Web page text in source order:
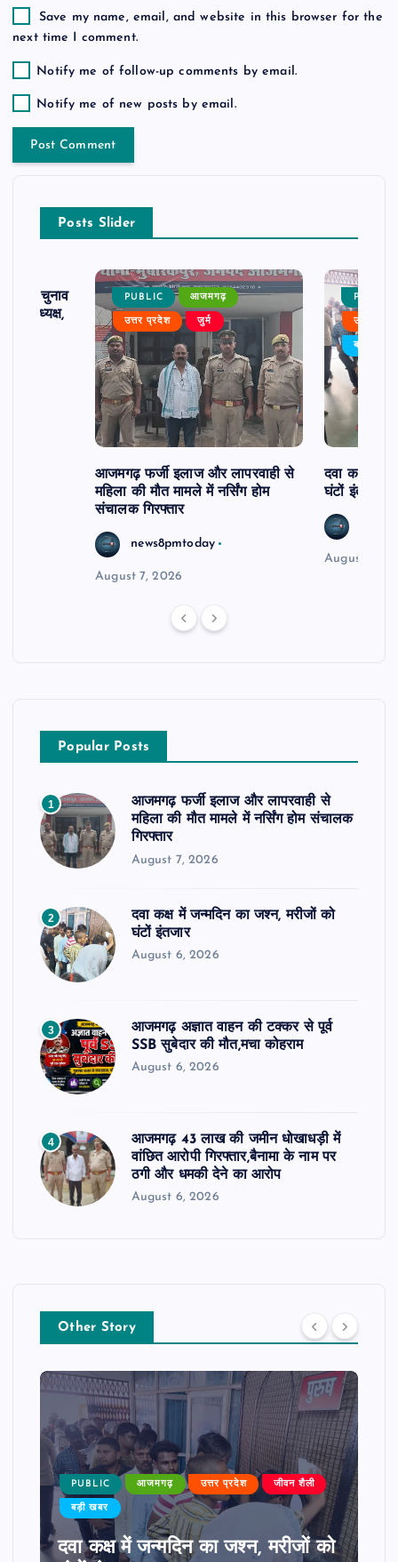
Save my name, email, and website in this browser for the
next time I comment.
Notify me of follow-up comments by email.
Notify me of new posts by email.
Posts Slider
का चुनाव
बने अध्यक्ष,
PUBLIC आजमगढ़
उत्तर प्रदेश जुर्म
आजमगढ़ फर्जी इलाज और लापरवाही से
महिला की मौत मामले में नर्सिंग होम
संचालक गिरफ्तार
news8pmtoday
August 7, 2026
PUBLIC
उत्तर
बड़ी खबर
दवा कक्ष में
घंटों इंतजार
August 6,
Popular Posts
1
आजमगढ़ फर्जी इलाज और लापरवाही से
महिला की मौत मामले में नर्सिंग होम संचालक
गिरफ्तार
August 7, 2026
2
दवा कक्ष में जन्मदिन का जश्न, मरीजों को
घंटों इंतजार
August 6, 2026
3
आजमगढ़ अज्ञात वाहन की टक्कर से पूर्व
SSB सुबेदार की मौत,मचा कोहराम
August 6, 2026
4
आजमगढ़ 43 लाख की जमीन धोखाधड़ी में
वांछित आरोपी गिरफ्तार,बैनामा के नाम पर
ठगी और धमकी देने का आरोप
August 6, 2026
Other Story
PUBLIC आजमगढ़ उत्तर प्रदेश जीवन शैली
बड़ी खबर
दवा कक्ष में जन्मदिन का जश्न, मरीजों को